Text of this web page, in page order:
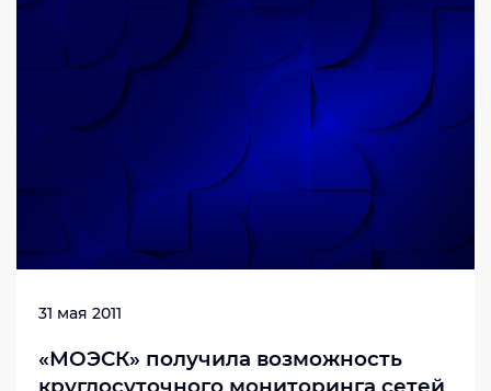
31 мая 2011
«МОЭСК» получила возможность
круглосуточного мониторинга сетей